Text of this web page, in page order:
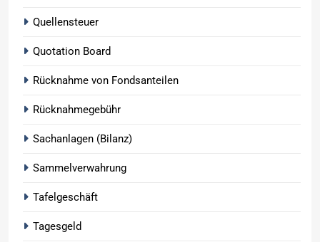
Quellensteuer
Quotation Board
Rücknahme von Fondsanteilen
Rücknahmegebühr
Sachanlagen (Bilanz)
Sammelverwahrung
Tafelgeschäft
Tagesgeld